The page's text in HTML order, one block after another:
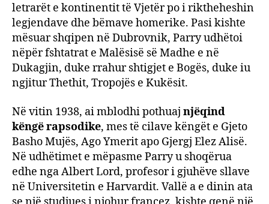
letrarët e kontinentit të Vjetër po i riktheheshin
legjendave dhe bëmave homerike. Pasi kishte
mësuar shqipen në Dubrovnik, Parry udhëtoi
nëpër fshtatrat e Malësisë së Madhe e në
Dukagjin, duke rrahur shtigjet e Bogës, duke iu
ngjitur Thethit, Tropojës e Kukësit.
Në vitin 1938, ai mblodhi pothuaj njëqind
këngë rapsodike, mes të cilave këngët e Gjeto
Basho Mujës, Ago Ymerit apo Gjergj Elez Alisë.
Në udhëtimet e mëpasme Parry u shoqërua
edhe nga Albert Lord, profesor i gjuhëve sllave
në Universitetin e Harvardit. Vallë a e dinin ata